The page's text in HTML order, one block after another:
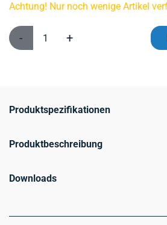
Achtung! Nur noch wenige Artikel
- +
Produktspezifikationen
Produktbeschreibung
Downloads